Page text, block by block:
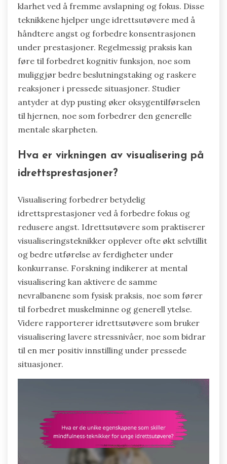
klarhet ved å fremme avslapning og fokus. Disse
teknikkene hjelper unge idrettsutøvere med å
håndtere angst og forbedre konsentrasjonen
under prestasjoner. Regelmessig praksis kan
føre til forbedret kognitiv funksjon, noe som
muliggjør bedre beslutningstaking og raskere
reaksjoner i pressede situasjoner. Studier
antyder at dyp pusting øker oksygentilførselen
til hjernen, noe som forbedrer den generelle
mentale skarpheten.
Hva er virkningen av visualisering på
idrettsprestasjoner?
Visualisering forbedrer betydelig
idrettsprestasjoner ved å forbedre fokus og
redusere angst. Idrettsutøvere som praktiserer
visualiseringsteknikker opplever ofte økt selvtillit
og bedre utførelse av ferdigheter under
konkurranse. Forskning indikerer at mental
visualisering kan aktivere de samme
nevralbanene som fysisk praksis, noe som fører
til forbedret muskelminne og generell ytelse.
Videre rapporterer idrettsutøvere som bruker
visualisering lavere stressnivåer, noe som bidrar
til en mer positiv innstilling under pressede
situasjoner.